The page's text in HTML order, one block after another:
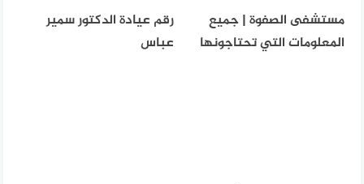
مستشفى الصفوة | جميع
المعلومات التي تحتاجونها
رقم عيادة الدكتور سمير
عباس